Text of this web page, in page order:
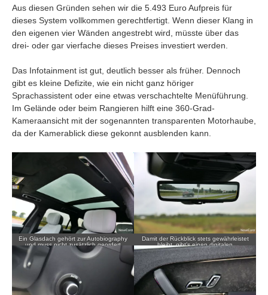
Aus diesen Gründen sehen wir die 5.493 Euro Aufpreis für
dieses System vollkommen gerechtfertigt. Wenn dieser Klang in
den eigenen vier Wänden angestrebt wird, müsste über das
drei- oder gar vierfache dieses Preises investiert werden.
Das Infotainment ist gut, deutlich besser als früher. Dennoch
gibt es kleine Defizite, wie ein nicht ganz höriger
Sprachassistent oder eine etwas verschachtelte Menüführung.
Im Gelände oder beim Rangieren hilft eine 360-Grad-
Kameraansicht mit der sogenannten transparenten Motorhaube,
da der Kamerablick diese gekonnt ausblenden kann.
Ein Glasdach gehört zur Autobiography
und muss nicht zusätzlich geordert
werden.
Damit der Rückblick stets gewährleistet
bleibt, gibt’s einen digitalen
Innenspiegel.